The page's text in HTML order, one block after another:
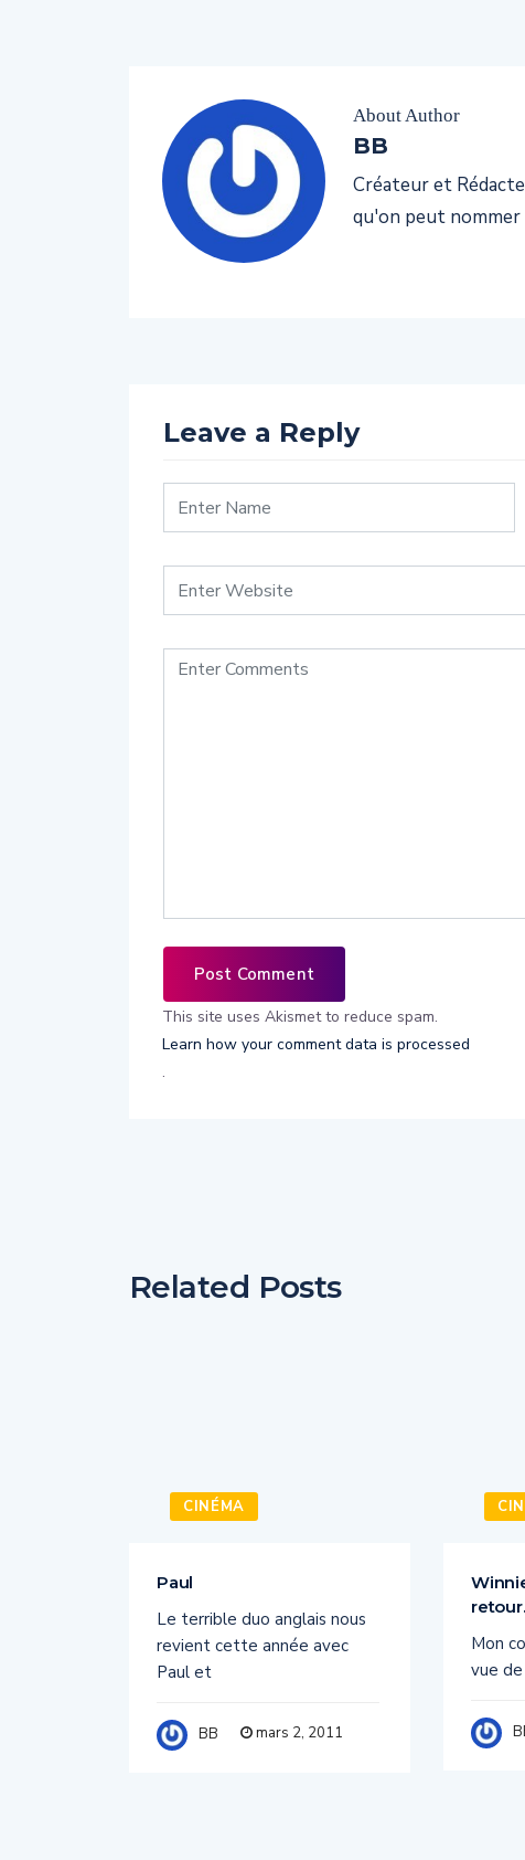
About Author
BB
Créateur et
qu'on peut
Leave a Reply
This site uses Akismet to reduce spam.
Learn how your comment data is processed
.
Related Posts
CINÉMA
Paul
Le terrible duo anglais nous
revient cette année avec
Paul et
BB mars 2, 2011
Mon
vue